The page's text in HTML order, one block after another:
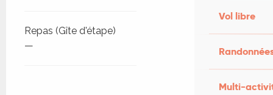
Vol libre
Multi-
Repas (Gîte d'étape)
—